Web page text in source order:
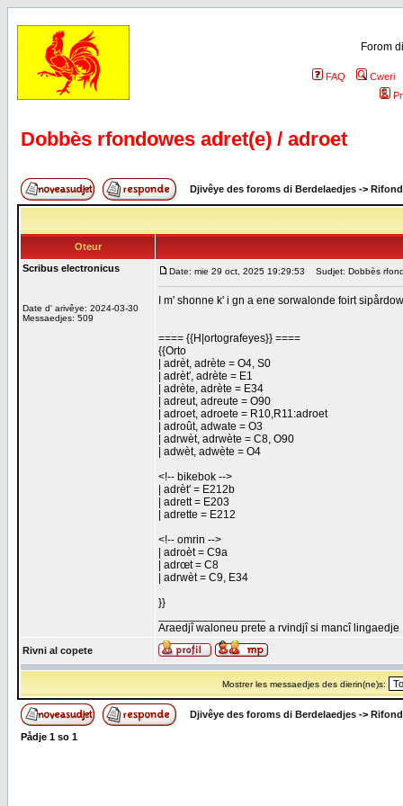
Forom
FAQ
Cweri
Dobbès rfondowes adret(e) / adroet
Djivêye des foroms di Berdelaedjes ->
Oteur
Scribus electronicus
Date d' arivêye: 2024-03-30
Messaedjes: 509
Date: mie 29 oct, 2025 19:29:53 Sudjet: Dobbès
I m' shonne k' i gn a ene sorwalonde foirt
==== {{H|ortografeyes}} ====
{{Orto
| adrèt, adrète = O4, S0
| adrèt′, adrète = E1
| adrète, adrète = E34
| adreut, adreute = O90
| adroet, adroete = R10,R11:adroet
| adroût, adwate = O3
| adrwèt, adrwète = C8, O90
| adwèt, adwète = O4
<!-- bikebok -->
| adrèt′ = E212b
| adrett = E203
| adrette = E212
<!-- omrin -->
| adroèt = C9a
| adrœt = C8
| adrwèt = C9, E34
}}
Araedjî waloneu prete a rvindjî si mancî lingaedje
Rivni al copete
Mostrer les messaedjes des dierin(ne)s:
Djivêye des foroms di Berdelaedjes ->
Pådje 1 so 1